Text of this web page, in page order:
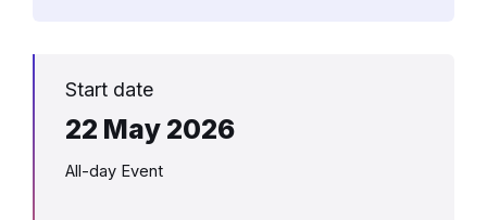
Start date
22 May 2026
All-day Event